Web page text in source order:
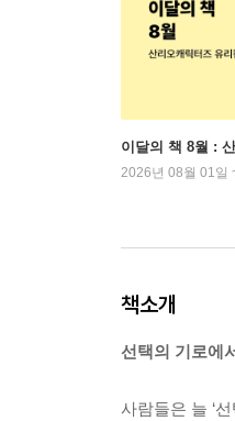
이달의 책 8월 :
2026년 08월 01일
책소개
선택의 기로에
사람들은 늘 ‘